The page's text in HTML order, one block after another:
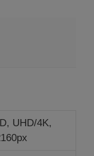
UHD/4K,